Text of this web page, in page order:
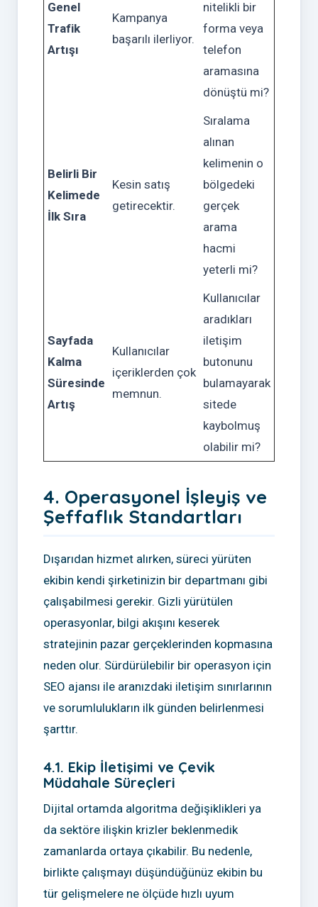
Genel
Trafik
Artışı
Kampanya
başarılı ilerliyor.
nitelikli bir
forma veya
telefon
aramasına
dönüştü mi?
Belirli Bir
Kelimede
İlk Sıra
Kesin satış
getirecektir.
Sıralama
alınan
kelimenin o
bölgedeki
gerçek
arama
hacmi
yeterli mi?
Sayfada
Kalma
Süresinde
Artış
Kullanıcılar
içeriklerden çok
memnun.
Kullanıcılar
aradıkları
iletişim
butonunu
bulamayarak
sitede
kaybolmuş
olabilir mi?
4. Operasyonel İşleyiş ve
Şeffaflık Standartları
Dışarıdan hizmet alırken, süreci yürüten
ekibin kendi şirketinizin bir departmanı gibi
çalışabilmesi gerekir. Gizli yürütülen
operasyonlar, bilgi akışını keserek
stratejinin pazar gerçeklerinden kopmasına
neden olur. Sürdürülebilir bir operasyon için
SEO ajansı ile aranızdaki iletişim sınırlarının
ve sorumlulukların ilk günden belirlenmesi
şarttır.
4.1. Ekip İletişimi ve Çevik
Müdahale Süreçleri
Dijital ortamda algoritma değişiklikleri ya
da sektöre ilişkin krizler beklenmedik
zamanlarda ortaya çıkabilir. Bu nedenle,
birlikte çalışmayı düşündüğünüz ekibin bu
tür gelişmelere ne ölçüde hızlı uyum